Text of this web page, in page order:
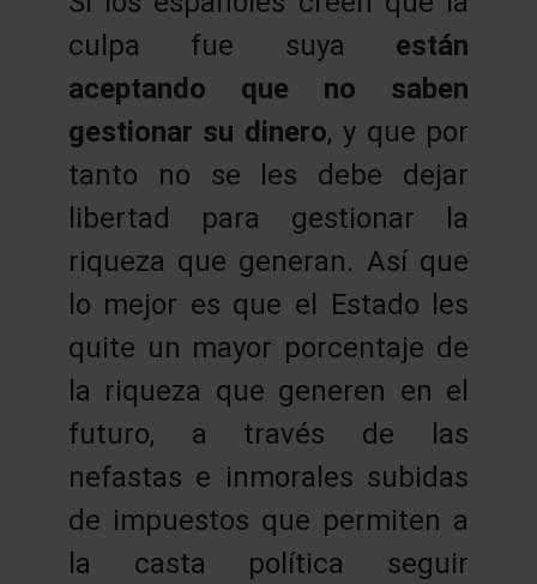
culpa fue suya están
aceptando que no saben
gestionar su dinero, y que por
tanto no se les debe dejar
libertad para gestionar la
riqueza que generan. Así que
lo mejor es que el Estado les
quite un mayor porcentaje de
la riqueza que generen en el
futuro, a través de las
nefastas e inmorales subidas
de impuestos que permiten a
la casta política seguir